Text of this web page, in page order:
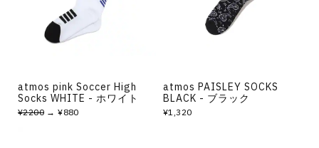
atmos pink Soccer High
Socks WHITE - ホワイト
¥2200 → ¥880
atmos PAISLEY SOCKS
BLACK - ブラック
¥1,320